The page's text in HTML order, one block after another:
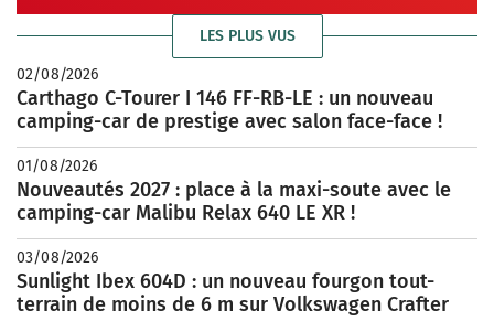
LES PLUS VUS
02/08/2026
Carthago C-Tourer I 146 FF-RB-LE : un nouveau
camping-car de prestige avec salon face-face !
01/08/2026
Nouveautés 2027 : place à la maxi-soute avec le
camping-car Malibu Relax 640 LE XR !
03/08/2026
Sunlight Ibex 604D : un nouveau fourgon tout-
terrain de moins de 6 m sur Volkswagen Crafter